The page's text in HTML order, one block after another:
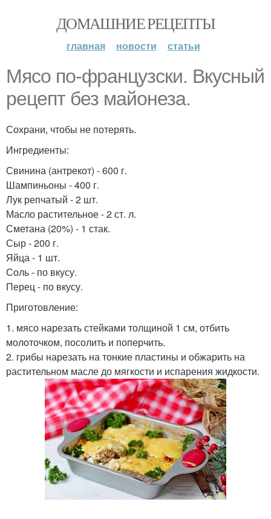
ДОМАШНИЕ РЕЦЕПТЫ
главная новости статьи
Мясо по-французски. Вкусный
рецепт без майонеза.
Сохрани, чтобы не потерять.
Ингредиенты:
Свинина (антрекот) - 600 г.
Шампиньоны - 400 г.
Лук репчатый - 2 шт.
Масло растительное - 2 ст. л.
Сметана (20%) - 1 стак.
Сыр - 200 г.
Яйца - 1 шт.
Соль - по вкусу.
Перец - по вкусу.
Приготовление:
1. мясо нарезать стейками толщиной 1 см, отбить
молоточком, посолить и поперчить.
2. грибы нарезать на тонкие пластины и обжарить на
растительном масле до мягкости и испарения жидкости.